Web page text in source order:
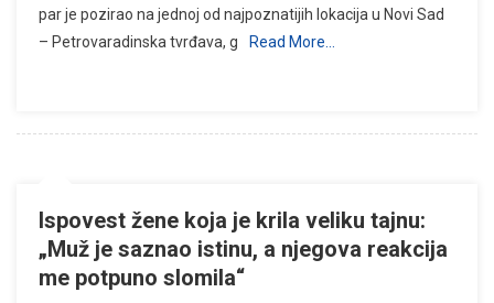
par je pozirao na jednoj od najpoznatijih lokacija u Novi Sad
– Petrovaradinska tvrđava, g
Read More…
Ispovest žene koja je krila veliku tajnu:
„Muž je saznao istinu, a njegova reakcija
me potpuno slomila“